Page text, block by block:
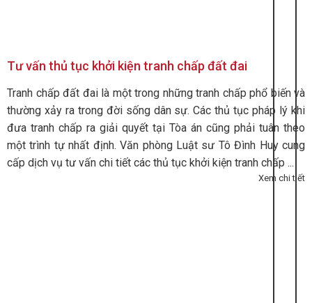
Tư vấn thủ tục khởi kiện tranh chấp đất đai
Tranh chấp đất đai là một trong những tranh chấp phổ biến và
thường xảy ra trong đời sống dân sự. Các thủ tục pháp lý khi
đưa tranh chấp ra giải quyết tại Tòa án cũng phải tuân theo
một trình tự nhất định. Văn phòng Luật sư Tô Đình Huy cung
cấp dịch vụ tư vấn chi tiết các thủ tục khởi kiện tranh chấp ...
Xem chi tiết